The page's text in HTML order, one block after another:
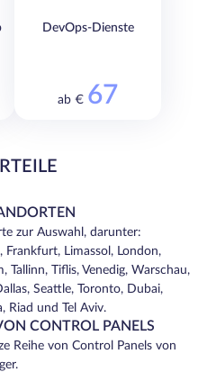
DevOps-Dienste
ab € 67
zur Auswahl, darunter:
Frankfurt, Limassol, London,
Tallinn, Tiflis, Venedig, Warschau,
Seattle, Toronto, Dubai,
Riad und Tel Aviv.
CONTROL PANELS
Reihe von Control Panels von